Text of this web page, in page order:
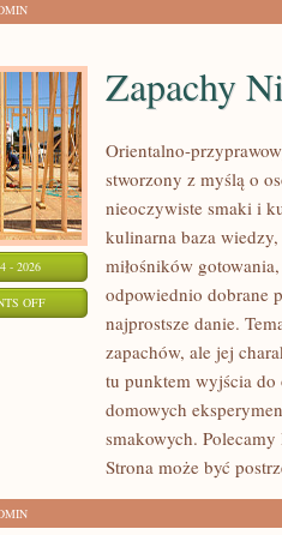
- 2026
OFFON
Zapachy
Orientalno-
stworzony z myślą o
nieoczywiste smaki i
kulinarna baza
miłośników
odpowiednio dobrane
najprostsze danie.
zapachów, ale jej
tu punktem wyjścia
domowych
smakowych.
Strona może być